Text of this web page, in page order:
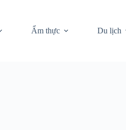
Ẩm thực Du lịch